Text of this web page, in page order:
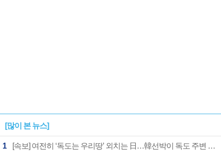
[많이 본 뉴스]
1 [속보] 여전히 ‘독도는 우리땅’ 외치는 日…韓선박이 독도 주변 해양조사 활동하자 반발